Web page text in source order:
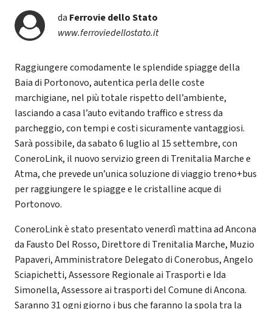
da Ferrovie dello Stato
www.ferroviedellostato.it
Raggiungere comodamente le splendide spiagge della
Baia di Portonovo, autentica perla delle coste
marchigiane, nel più totale rispetto dell’ambiente,
lasciando a casa l’auto evitando traffico e stress da
parcheggio, con tempi e costi sicuramente vantaggiosi.
Sarà possibile, da sabato 6 luglio al 15 settembre, con
ConeroLink, il nuovo servizio green di Trenitalia Marche e
Atma, che prevede un’unica soluzione di viaggio treno+bus
per raggiungere le spiagge e le cristalline acque di
Portonovo.
ConeroLink è stato presentato venerdì mattina ad Ancona
da Fausto Del Rosso, Direttore di Trenitalia Marche, Muzio
Papaveri, Amministratore Delegato di Conerobus, Angelo
Sciapichetti, Assessore Regionale ai Trasporti e Ida
Simonella, Assessore ai trasporti del Comune di Ancona.
Saranno 31 ogni giorno i bus che faranno la spola tra la